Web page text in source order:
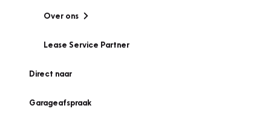
Over ons
Lease Service Partner
Direct naar
Garageafspraak